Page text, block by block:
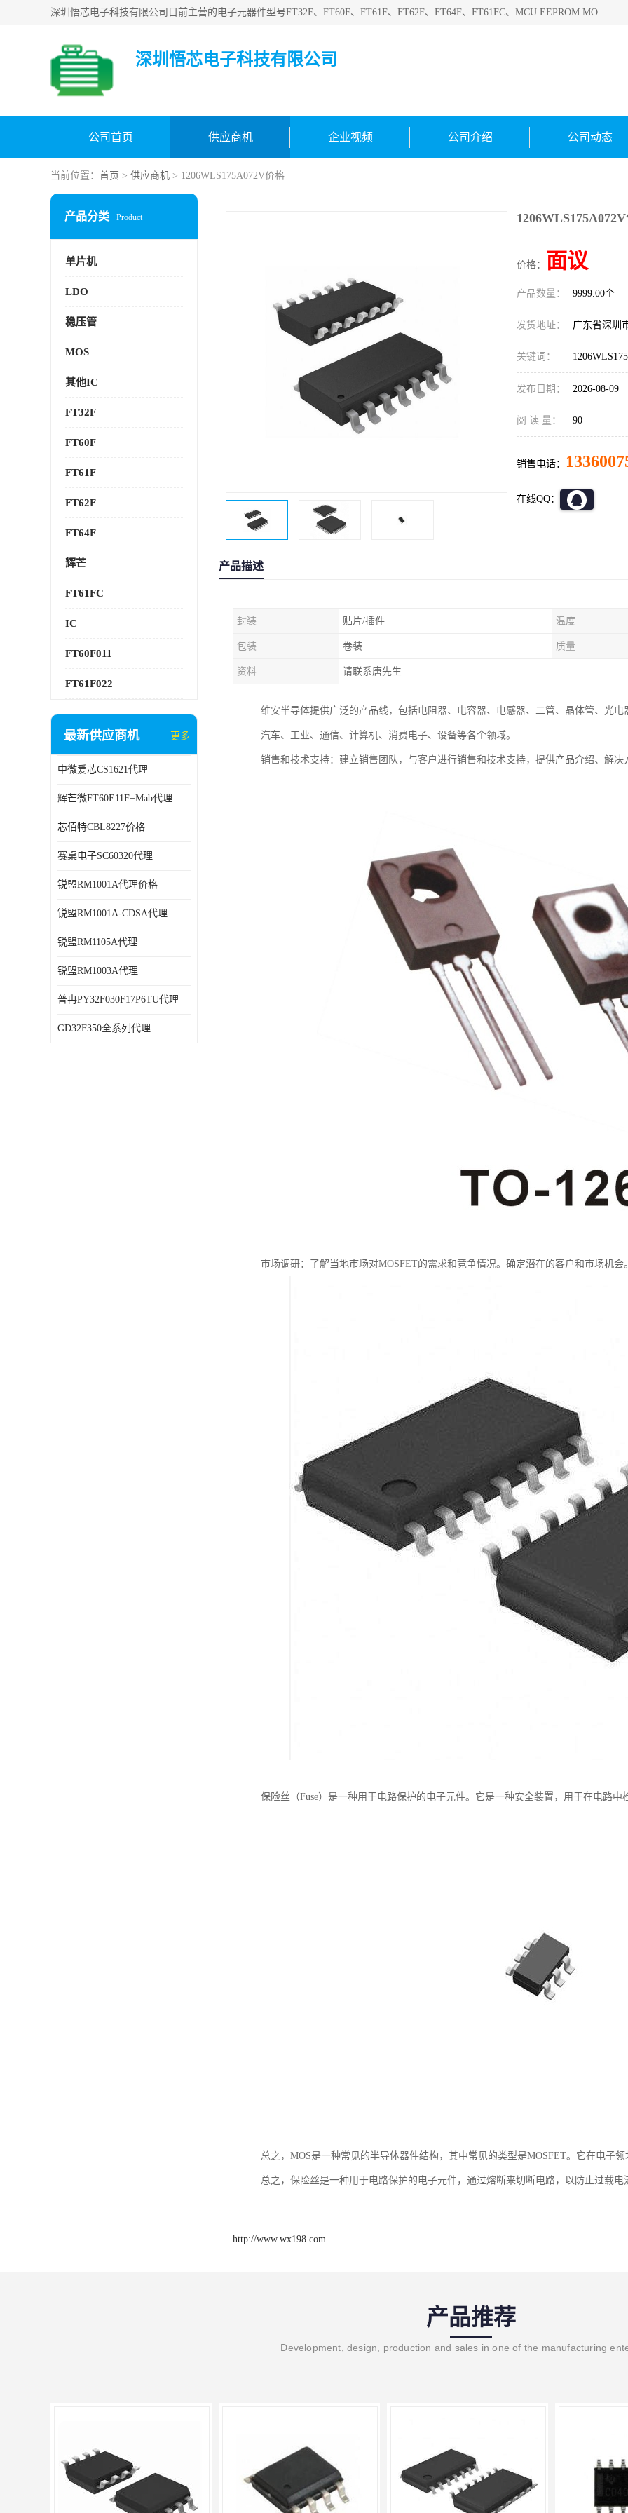
深圳悟芯电子科技有限公司目前主营的电子元器件型号FT32F、FT60F、FT61F、FT62F、FT64F、FT61FC、MCU EEPROM MOS LDO 稳压管 触摸IC DC-DC AC-DC 协议IC等，广泛应用于LED射灯、LED日光灯、等诸多领域。
深圳悟芯电子科技有限公司
公司首页 供应商机 企业视频 公司介绍 公司动态
当前位置： 首页 > 供应商机 > 1206WLS175A072V价格
产品分类 Product
单片机
LDO
稳压管
MOS
其他IC
FT32F
FT60F
FT61F
FT62F
FT64F
辉芒
FT61FC
IC
FT60F011
FT61F022
最新供应商机 更多
中微爱芯CS1621代理
辉芒微FT60E11F−Mab代理
芯佰特CBL8227价格
赛桌电子SC60320代理
锐盟RM1001A代理价格
锐盟RM1001A-CDSA代理
锐盟RM1105A代理
锐盟RM1003A代理
普冉PY32F030F17P6TU代理
GD32F350全系列代理
价格： 面议
产品数量： 9999.00个
发货地址： 广东省深圳
关键词：
发布日期： 2026-08-09
阅 读 量： 90
销售电话：
在线QQ：
产品描述
封装 贴片/插件 温度
包装 卷装 质量
资料 请联系唐先生
维安半导体提供广泛的产品线，包括电阻器、电容器、电感器、二管、晶体管、光
汽车、工业、通信、计算机、消费电子、设备等各个领域。
销售和技术支持：建立销售团队，与客户进行销售和技术支持，提供产品介绍、解决
市场调研：了解当地市场对MOSFET的需求和竞争情况。确定潜在的客户和市场机会
保险丝（Fuse）是一种用于电路保护的电子元件。它是一种安全装置，用于在电路
总之，MOS是一种常见的半导体器件结构，其中常见的类型是MOSFET。它在电子
总之，保险丝是一种用于电路保护的电子元件，通过熔断来切断电路，以防止过载
http://www.wx198.com
产品推荐
Development, design, production and sales in one of the manufacturing